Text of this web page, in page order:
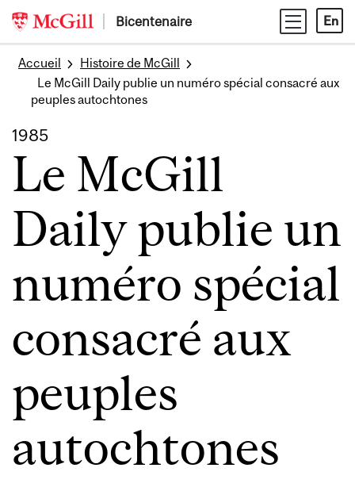
Skip
content
Bicentenaire En
Accueil
Histoire de McGill
Le McGill Daily publie un numéro spécial consacré aux
peuples autochtones
1985
Le McGill
Daily publie un
numéro spécial
consacré aux
peuples
autochtones